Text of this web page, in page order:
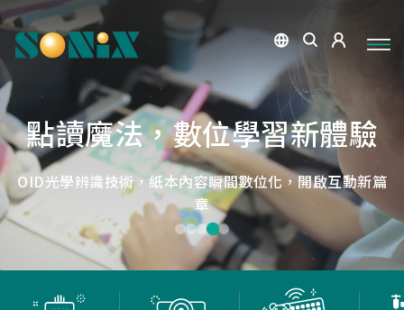
微小核心，巨大力量
松翰MCU：極致效能，智慧應用無所不在
低延遲戰場
Report Rate 性能之巔，松翰電競，掌控每一秒
捕捉每個清晰瞬間
高畫質ISP技術，支援HDR/3D降噪，提供卓越影像處理
能力
點讀魔法，數位學習新體驗
OID光學辨識技術，紙本內容瞬間數位化，開啟互動新篇
章
低延遲，無線視界
確保流暢穩定的影像傳輸